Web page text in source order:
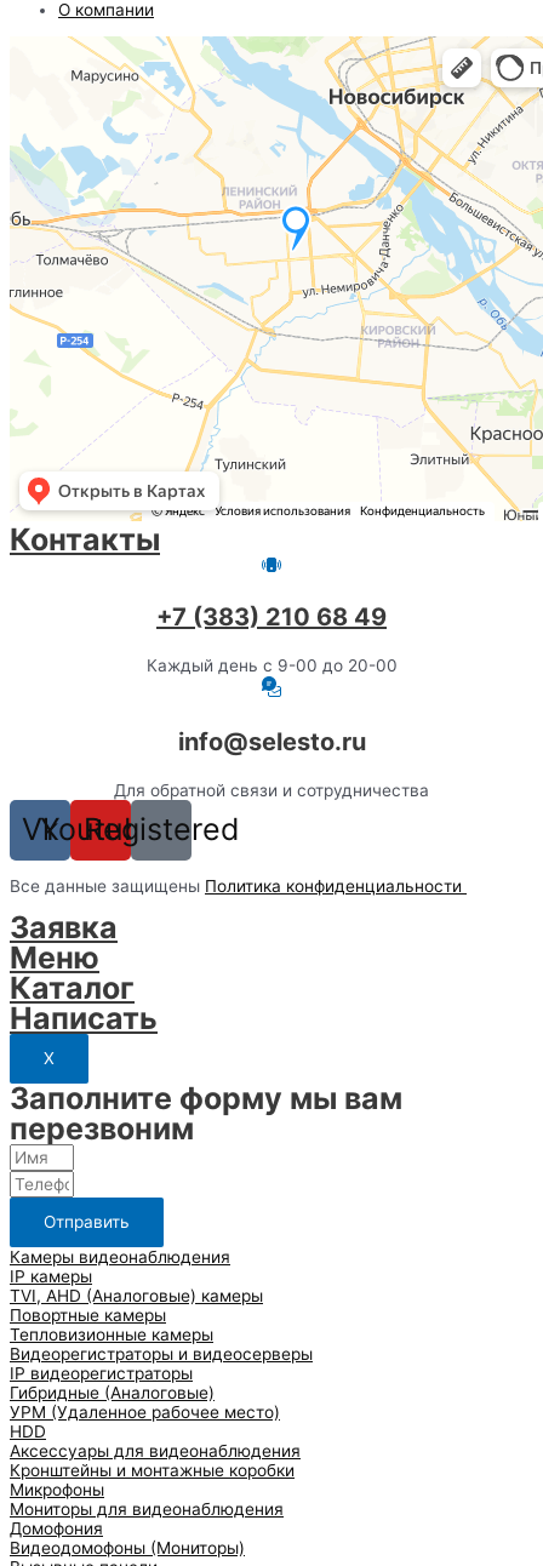
О компании
Контакты
+7 (383) 210 68 49
Каждый день с 9-00 до 20-00
info@selesto.ru
Для обратной связи и сотрудничества
VkYoutube
Registered
Вcе данные защищены Политика конфиденциальности
Заявка
Меню
Каталог
Написать
X
Заполните форму мы вам
перезвоним
Отправить
Камеры видеонаблюдения
IP камеры
TVI, AHD (Аналоговые) камеры
Повортные камеры
Тепловизионные камеры
Видеорегистраторы и видеосерверы
IP видеорегистраторы
Гибридные (Аналоговые)
УРМ (Удаленное рабочее место)
HDD
Аксессуары для видеонаблюдения
Кронштейны и монтажные коробки
Микрофоны
Мониторы для видеонаблюдения
Домофония
Видеодомофоны (Мониторы)